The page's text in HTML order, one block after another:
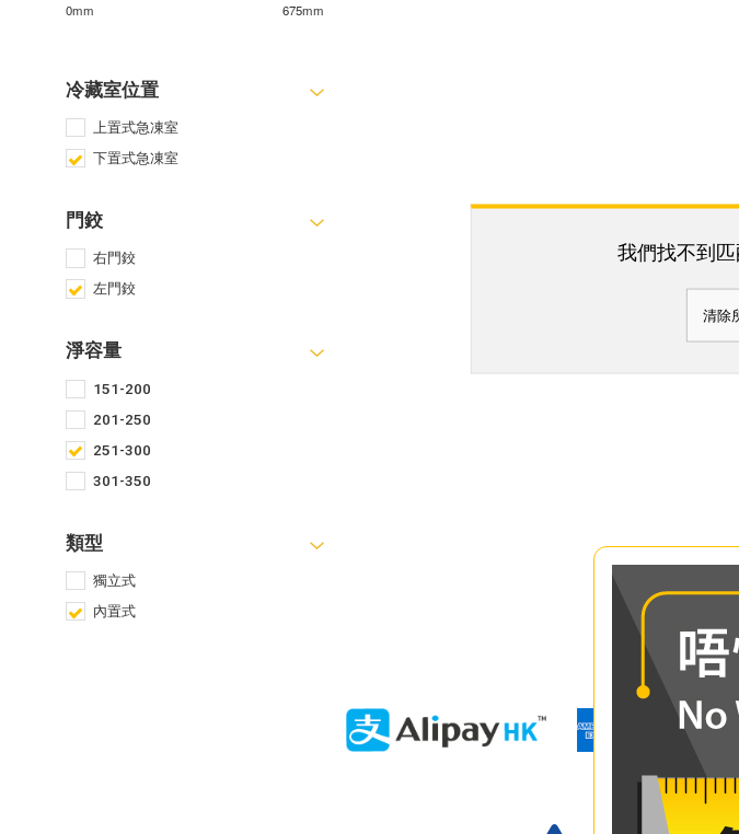
0mm 675mm
冷藏室位置
上置式急凍室
下置式急凍室
門鉸
右門鉸
左門鉸
淨容量
151-200
201-250
251-300
301-350
類型
獨立式
內置式
我們找不到匹
清除